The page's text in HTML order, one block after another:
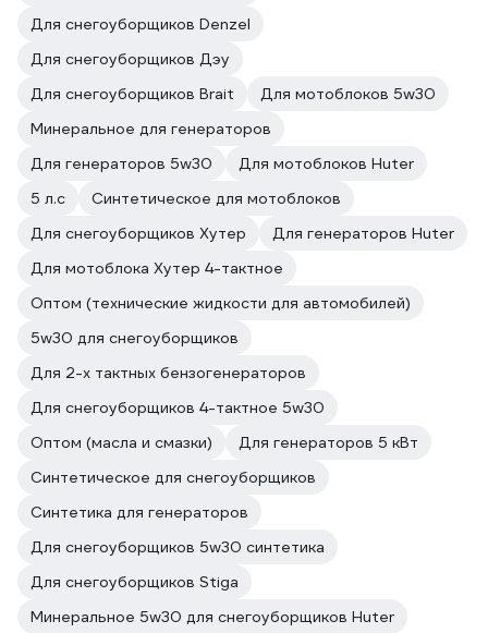
Для снегоуборщиков Denzel
Для снегоуборщиков Дэу
Для снегоуборщиков Brait
Для мотоблоков 5w30
Минеральное для генераторов
Для генераторов 5w30
Для мотоблоков Huter
5 л.с
Синтетическое для мотоблоков
Для снегоуборщиков Хутер
Для генераторов Huter
Для мотоблока Хутер 4-тактное
Оптом (технические жидкости для автомобилей)
5w30 для снегоуборщиков
Для 2-х тактных бензогенераторов
Для снегоуборщиков 4-тактное 5w30
Оптом (масла и смазки)
Для генераторов 5 кВт
Синтетическое для снегоуборщиков
Синтетика для генераторов
Для снегоуборщиков 5w30 синтетика
Для снегоуборщиков Stiga
Минеральное 5w30 для снегоуборщиков Huter